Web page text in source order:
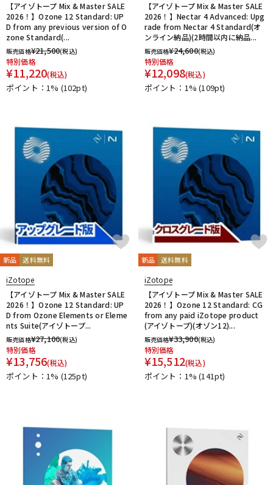
【アイゾトープ Mix & Master SALE
2026！】Ozone 12 Standard: UP
D from any previous version of O
zone Standard(...
販売価格¥21,500(税込)
特別価格
¥11,220(税込)
ポイント：1% (102pt)
【アイゾトープ Mix & Master SALE
2026！】Nectar 4 Advanced: Upg
rade from Nectar 4 Standard(オ
ンライン納品)(2時間以内に納品...
販売価格¥24,600(税込)
特別価格
¥12,098(税込)
ポイント：1%(109pt)
新品 送料無料
iZotope
【アイゾトープ Mix & Master SALE
2026！】Ozone 12 Standard: UP
D from Ozone Elements or Eleme
nts Suite(アイゾトープ...
販売価格¥27,100(税込)
特別価格
¥13,756(税込)
ポイント：1% (125pt)
新品 送料無料
iZotope
【アイゾトープ Mix & Master SALE
2026！】Ozone 12 Standard: CG
from any paid iZotope product
(アイゾトープ)(オゾン12)...
販売価格¥33,900(税込)
特別価格
¥15,512(税込)
ポイント：1%(141pt)